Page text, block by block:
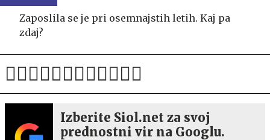
Zaposlila se je pri osemnajstih letih. Kaj pa
zdaj?
Izberite Siol.net za svoj
prednostni vir na Googlu.